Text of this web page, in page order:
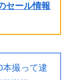
セール情報
本撮って逮